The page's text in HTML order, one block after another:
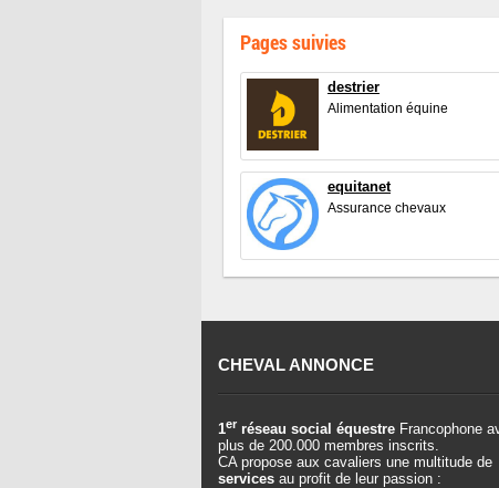
Pages suivies
destrier
Alimentation équine
equitanet
Assurance chevaux
CHEVAL ANNONCE
1er réseau social équestre Francophone
plus de 200.000 membres inscrits.
CA propose aux cavaliers une multitude de
services au profit de leur passion :